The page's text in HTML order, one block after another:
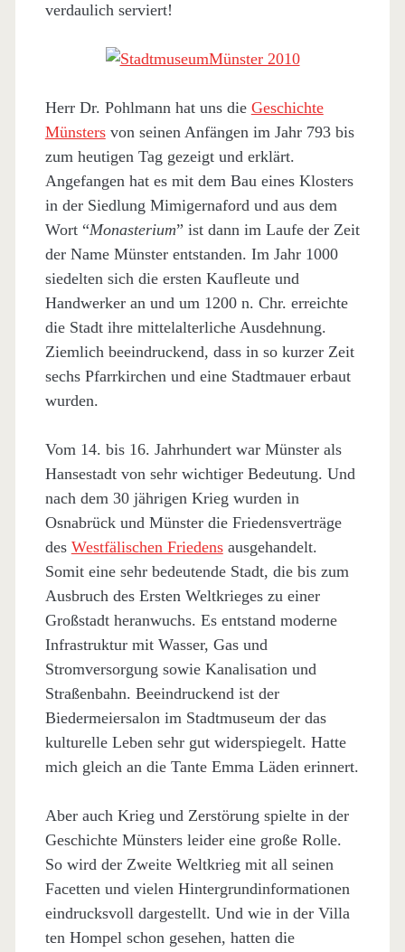
verdaulich serviert!
Herr Dr. Pohlmann hat uns die Geschichte
Münstersvon seinen Anfängen im Jahr 793 bis
zum heutigen Tag gezeigt und erklärt.
Angefangen hat es mit dem Bau eines Klosters
in der Siedlung Mimigernaford und aus dem
Wort “Monasterium” ist dann im Laufe der Zeit
der Name Münster entstanden. Im Jahr 1000
siedelten sich die ersten Kaufleute und
Handwerker an und um 1200 n. Chr. erreichte
die Stadt ihre mittelalterliche Ausdehnung.
Ziemlich beeindruckend, dass in so kurzer Zeit
sechs Pfarrkirchen und eine Stadtmauer erbaut
wurden.
Vom 14. bis 16. Jahrhundert war Münster als
Hansestadt von sehr wichtiger Bedeutung. Und
nach dem 30 jährigen Krieg wurden in
Osnabrück und Münster die Friedensverträge
des Westfälischen Friedensausgehandelt.
Somit eine sehr bedeutende Stadt, die bis zum
Ausbruch des Ersten Weltkrieges zu einer
Großstadt heranwuchs. Es entstand moderne
Infrastruktur mit Wasser, Gas und
Stromversorgung sowie Kanalisation und
Straßenbahn. Beeindruckend ist der
Biedermeiersalon im Stadtmuseum der das
kulturelle Leben sehr gut widerspiegelt. Hatte
mich gleich an die Tante Emma Läden erinnert.
Aber auch Krieg und Zerstörung spielte in der
Geschichte Münsters leider eine große Rolle.
So wird der Zweite Weltkrieg mit all seinen
Facetten und vielen Hintergrundinformationen
eindrucksvoll dargestellt. Und wie in der Villa
ten Hompel schon gesehen, hatten die